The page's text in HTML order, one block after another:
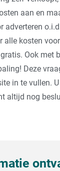
aan en
adverteren
alle kosten
Ook met
Deze
in te vullen.
altijd nog